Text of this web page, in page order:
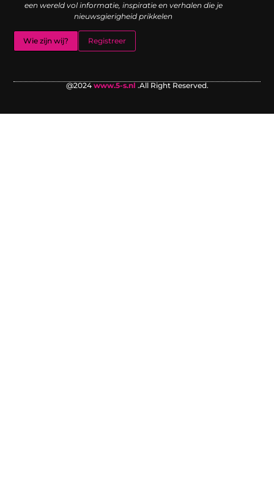
een wereld vol informatie, inspiratie en verhalen die je
nieuwsgierigheid prikkelen
Wie zijn wij? Registreer
@2024www.5-s.nl .All Right Reserved.